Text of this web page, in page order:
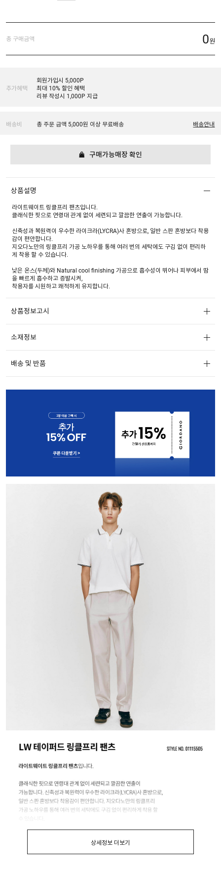
총 구매금액 0원
추가혜택
회원가입시 5,000P
최대 10% 할인 혜택
리뷰 작성시 1,000P 지급
배송비 총 주문 금액 5,000원 이상 무료배송 배송안내
구매가능매장 확인
상품설명
라이트웨이트 링클프리 팬츠입니다.
클래식한 핏으로 연령대 관계 없이 세련되고 깔끔한 연출이 가능합니다.
신축성과 복원력이 우수한 라이크라(LYCRA)사 혼방으로, 일반 스판 혼방보다 착용
감이 편안합니다.
지오다노만의 링클프리 가공 노하우를 통해 여러 번의 세탁에도 구김 없이 편리하
게 착용 할 수 있습니다.
낮은 온스(두께)와 Natural cool finishing 가공으로 흡수성이 뛰어나 피부에서 땀
을 빠르게 흡수하고 증발시켜,
착용자를 시원하고 쾌적하게 유지합니다.
상품정보고시
소재정보
배송 및 반품
상세정보 더보기